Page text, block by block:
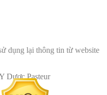
dụng lại thông tin từ website
Dược Pasteur